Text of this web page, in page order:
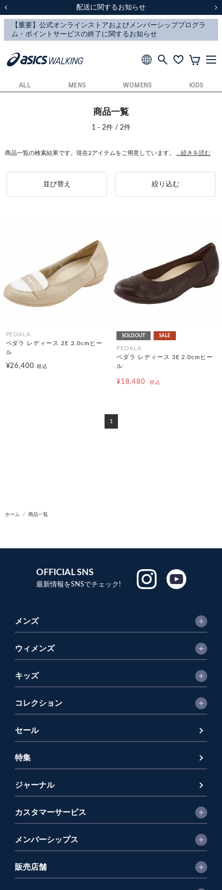
スクスク（SUKU2）価格改定のお知らせ
配送に関するお知らせ
スクスク（SUKU2）価格改定のお知らせ
配送に関するお知らせ
ALL MENS WOMENS KIDS
商品一覧
1 - 2件 / 2件
商品一覧の検索結果です。現在2アイテムをご用意しています。 ...続きを読む
並び替え 絞り込む
PEDALA
ペダラ レディース 2E 2.0cmヒー
ル
¥26,400税込
SOLDOUT SALE
PEDALA
ペダラ レディース 3E 2.0cmヒー
ル
¥18,480 税込
1
ホーム 商品一覧
OFFICIAL SNS
最新情報をSNSでチェック!
メンズ
ウィメンズ
キッズ
コレクション
セール
特集
ジャーナル
カスタマーサービス
メンバーシップス
販売店舗